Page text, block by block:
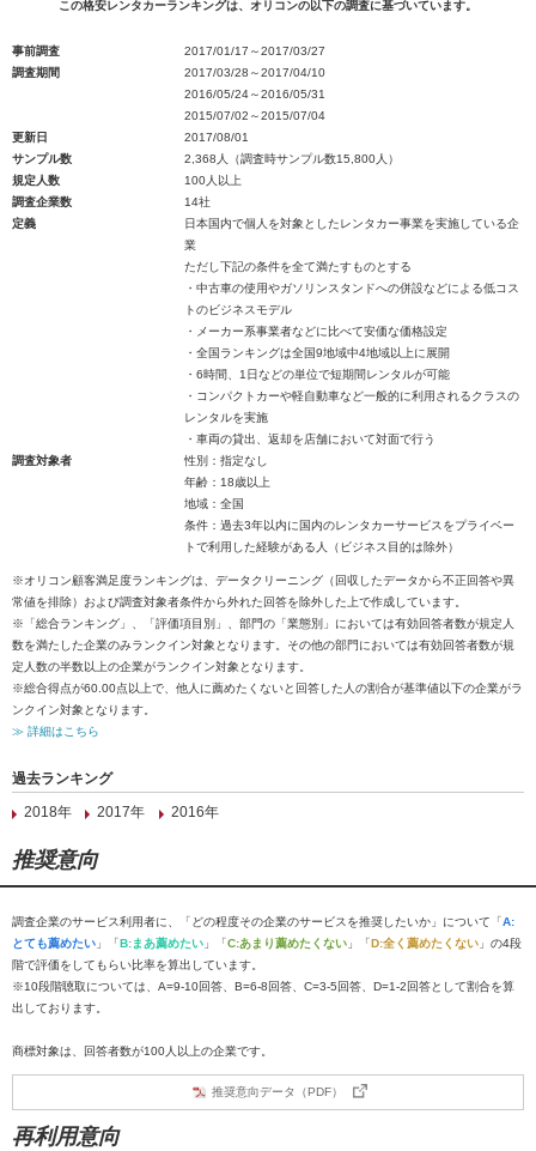
この格安レンタカーランキングは、オリコンの以下の調査に基づいています。
事前調査
2017/01/17～2017/03/27
調査期間
2017/03/28～2017/04/10
2016/05/24～2016/05/31
2015/07/02～2015/07/04
更新日
2017/08/01
サンプル数
2,368人（調査時サンプル数15,800人）
規定人数
100人以上
調査企業数
14社
定義
日本国内で個人を対象としたレンタカー事業を実施している企
業
ただし下記の条件を全て満たすものとする
・中古車の使用やガソリンスタンドへの併設などによる低コス
トのビジネスモデル
・メーカー系事業者などに比べて安価な価格設定
・全国ランキングは全国9地域中4地域以上に展開
・6時間、1日などの単位で短期間レンタルが可能
・コンパクトカーや軽自動車など一般的に利用されるクラスの
レンタルを実施
・車両の貸出、返却を店舗において対面で行う
調査対象者
性別：指定なし
年齢：18歳以上
地域：全国
条件：過去3年以内に国内のレンタカーサービスをプライベー
トで利用した経験がある人（ビジネス目的は除外）
※オリコン顧客満足度ランキングは、データクリーニング（回収したデータから不正回答や異
常値を排除）および調査対象者条件から外れた回答を除外した上で作成しています。
※「総合ランキング」、「評価項目別」、部門の「業態別」においては有効回答者数が規定人
数を満たした企業のみランクイン対象となります。その他の部門においては有効回答者数が規
定人数の半数以上の企業がランクイン対象となります。
※総合得点が60.00点以上で、他人に薦めたくないと回答した人の割合が基準値以下の企業がラ
ンクイン対象となります。
≫ 詳細はこちら
過去ランキング
2018年
2017年 2016年
推奨意向
調査企業のサービス利用者に、「どの程度その企業のサービスを推奨したいか」について「A:
とても薦めたい 」「B:まあ薦めたい 」「C:あまり薦めたくない 」「D:全く薦めたくない 」の4段
階で評価をしてもらい比率を算出しています。
※10段階聴取については、A=9-10回答、B=6-8回答、C=3-5回答、D=1-2回答として割合を算
出しております。
商標対象は、回答者数が100人以上の企業です。
推奨意向データ（PDF）
再利用意向